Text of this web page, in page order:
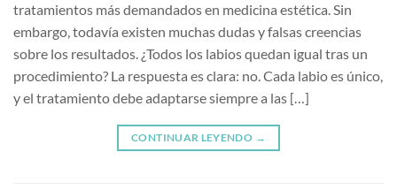
tratamientos más demandados en medicina estética. Sin
embargo, todavía existen muchas dudas y falsas creencias
sobre los resultados. ¿Todos los labios quedan igual tras un
procedimiento? La respuesta es clara: no. Cada labio es único,
y el tratamiento debe adaptarse siempre a las […]
CONTINUAR LEYENDO →